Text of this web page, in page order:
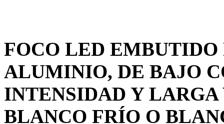
FOCO LED
ALUMINIO, DE BAJO
INTENSIDAD Y
BLANCO FRÍO O